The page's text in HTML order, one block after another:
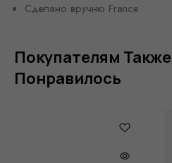
Сделано вручню France
Покупателям Также
Понравилось